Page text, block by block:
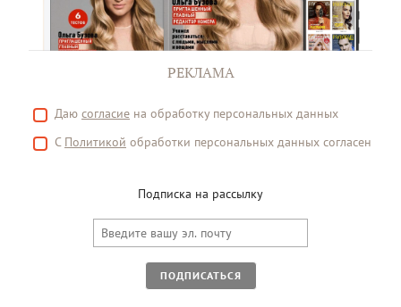
РЕКЛАМА
Даю согласие на обработку персональных данных
С Политикой обработки персональных данных согласен
Подписка на рассылку
ПОДПИСАТЬСЯ